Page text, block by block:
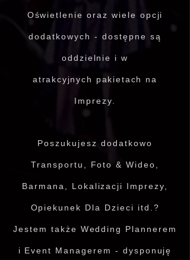
Oświetlenie oraz wiele opcji
dodatkowych - dostępne są
oddzielnie i w
atrakcyjnych pakietach na
Imprezy.
Poszukujesz dodatkowo
Transportu, Foto & Wideo,
Barmana, Lokalizacji Imprezy,
Opiekunek Dla Dzieci itd.?
Jestem także Wedding Plannerem
i Event Managerem - dysponuję